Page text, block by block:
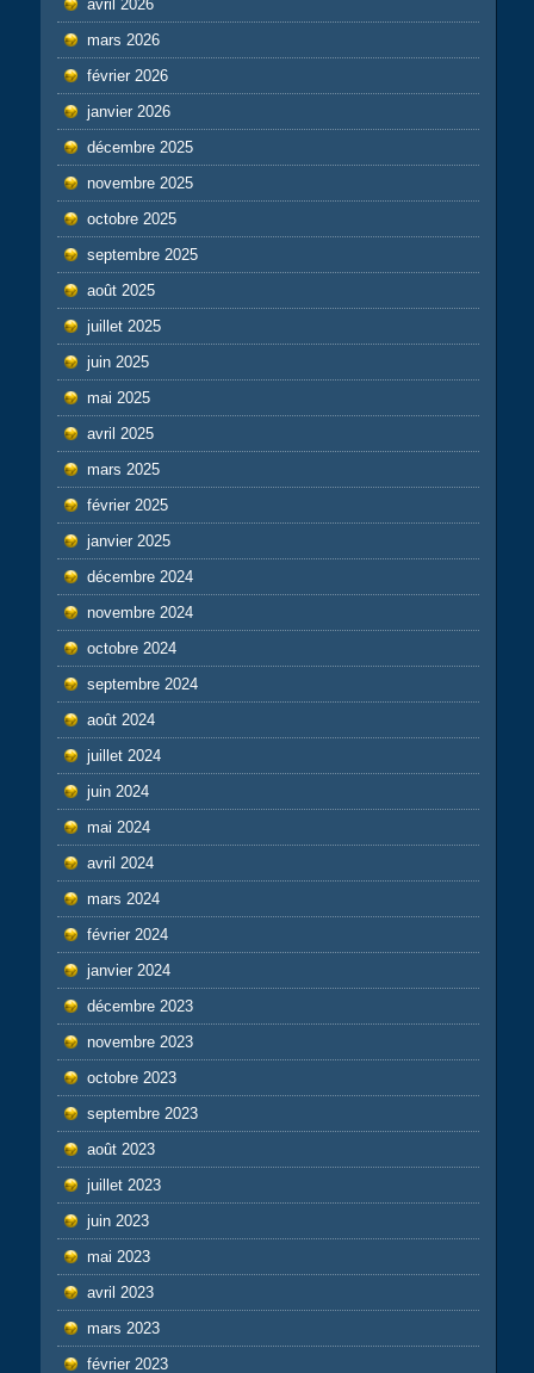
avril 2026
mars 2026
février 2026
janvier 2026
décembre 2025
novembre 2025
octobre 2025
septembre 2025
août 2025
juillet 2025
juin 2025
mai 2025
avril 2025
mars 2025
février 2025
janvier 2025
décembre 2024
novembre 2024
octobre 2024
septembre 2024
août 2024
juillet 2024
juin 2024
mai 2024
avril 2024
mars 2024
février 2024
janvier 2024
décembre 2023
novembre 2023
octobre 2023
septembre 2023
août 2023
juillet 2023
juin 2023
mai 2023
avril 2023
mars 2023
février 2023